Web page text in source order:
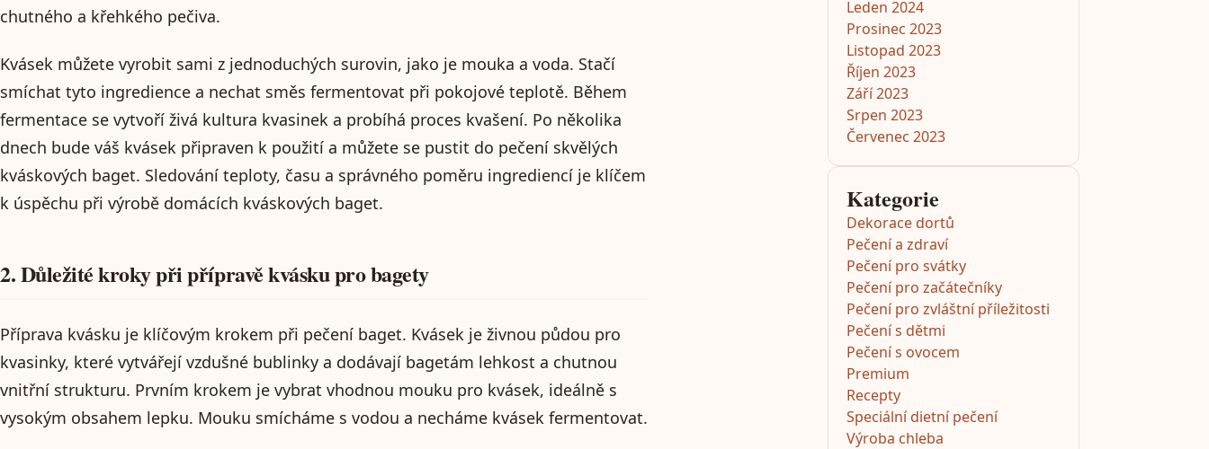
chutného a křehkého pečiva.
Kvásek můžete vyrobit sami z jednoduchých surovin, jako je mouka a voda. Stačí
smíchat tyto ingredience a nechat směs fermentovat při pokojové teplotě. Během
fermentace se vytvoří živá kultura kvasinek a probíhá proces kvašení. Po několika
dnech bude váš kvásek připraven k použití a můžete se pustit do pečení skvělých
kváskových baget. Sledování teploty, času a správného poměru ingrediencí je klíčem
k úspěchu při výrobě domácích kváskových baget.
2. Důležité kroky při přípravě kvásku pro bagety
Příprava kvásku je klíčovým krokem při pečení baget. Kvásek je živnou půdou pro
kvasinky, které vytvářejí vzdušné bublinky a dodávají bagetám lehkost a chutnou
vnitřní strukturu. Prvním krokem je vybrat vhodnou mouku pro kvásek, ideálně s
vysokým obsahem lepku. Mouku smícháme s vodou a necháme kvásek fermentovat.
Leden 2024
Prosinec 2023
Listopad 2023
Říjen 2023
Září 2023
Srpen 2023
Červenec 2023
Kategorie
Dekorace dortů
Pečení a zdraví
Pečení pro svátky
Pečení pro začátečníky
Pečení pro zvláštní příležitosti
Pečení s dětmi
Pečení s ovocem
Premium
Recepty
Speciální dietní pečení
Výroba chleba